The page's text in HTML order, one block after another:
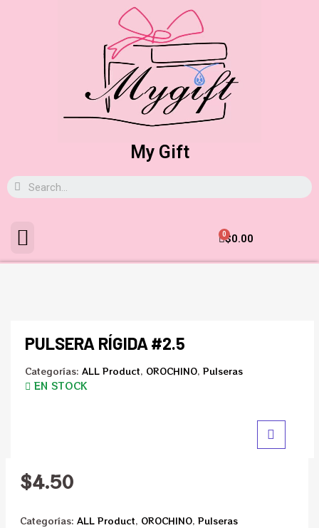
My Gift
$0.00
0
PULSERA RÍGIDA #2.5
Categorías: ALL Product, OROCHINO, Pulseras
EN STOCK
$4.50
Categorías: ALL Product, OROCHINO, Pulseras